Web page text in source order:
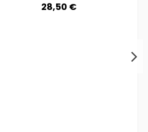
28,50 €